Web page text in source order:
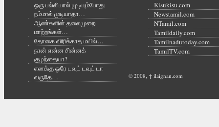
ஒரு பல்லியால் முடியும்போது
நம்மால் முடியாதா…
ஆண்களின் தலைமுறை
மாற்றங்கள்…
தோகை விரிக்காத மயில்…
நான் என்ன சின்னக்
குழந்தையா?
எனக்கு ஒரே டவுட் டவுட் டா
வருதே…
Kisukisu.com
Newstamil.com
NTamil.com
Tamildaily.com
Tamilnadutoday.com
TamilTV.com
© 2008, ↑ ilaignan.com